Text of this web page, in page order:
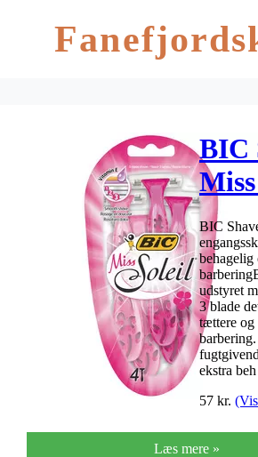
BIC
stk.
BIC
udstyret
3 blade
tættere og
ekstra beh
57 kr.
Læs mere »